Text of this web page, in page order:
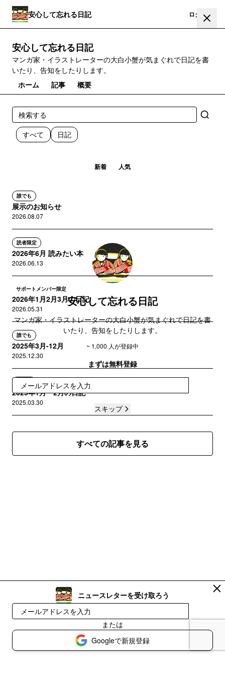
安心して忘れる日記 ログイン
ニュースレターを受け取ろう
または
Googleで新規登録
安心して忘れる日記
マンガ家・イラストレーターの大白小蟹が気まぐれで日記を書
いたり、告知をしたりします。
ホーム
記事 概要
すべて 日記
新着 人気
誰でも
展示のお知らせ
2026.08.07
読者限定
2026年6月 読みたい本
2026.06.13
サポートメンバー限定
2026年1月2月3月の日記
2026.05.31
誰でも
2025年3月-12月
2025.12.30
誰でも
2025年1月・2月の日記
2025.03.30
すべての記事を見る
安心して忘れる日記
マンガ家・イラストレーターの大白小蟹が気まぐれで日記を書
いたり、告知をしたりします。
~ 1,000 人が登録中
まずは無料登録
スキップ